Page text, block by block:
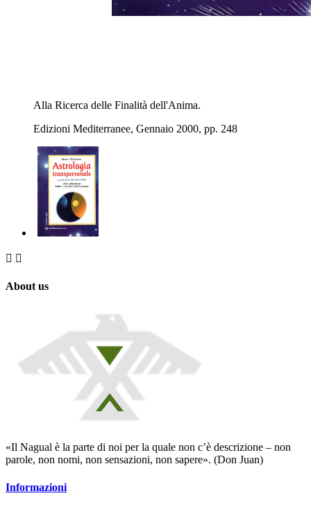
Alla Ricerca delle Finalità dell'Anima.
Edizioni Mediterranee, Gennaio 2000, pp. 248
 
About us
«Il Nagual è la parte di noi per la quale non c’è descrizione – non
parole, non nomi, non sensazioni, non sapere». (Don Juan)
Informazioni